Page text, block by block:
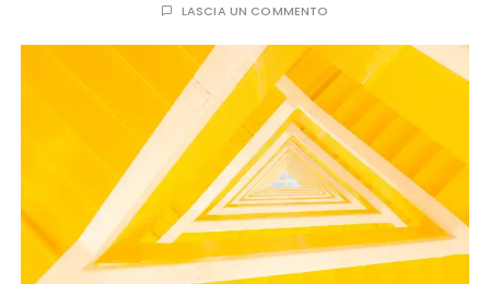
LASCIA UN COMMENTO